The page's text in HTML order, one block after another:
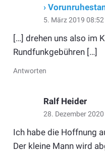
›
5. März 2019 08:52
[…] drehen uns also im
Rundfunkgebühren […]
Antworten
Ralf Heider
28. Dezember 2020
Ich habe die Hoffnung
Der kleine Mann wird